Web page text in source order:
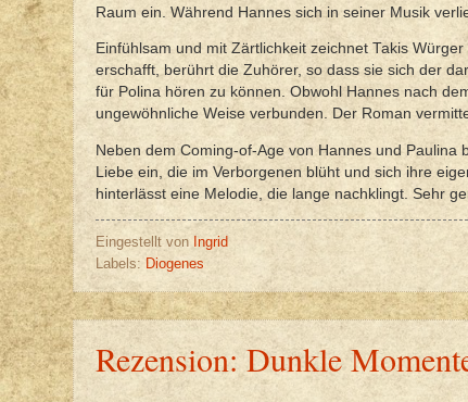
Raum ein. Während Hannes sich in seiner Musik
Einfühlsam und mit Zärtlichkeit zeichnet Takis
erschafft, berührt die Zuhörer, so dass sie sich der
für Polina hören zu können. Obwohl Hannes nach
ungewöhnliche Weise verbunden. Der Roman
Neben dem Coming-of-Age von Hannes und
Liebe ein, die im Verborgenen blüht und sich ihre
hinterlässt eine Melodie, die lange nachklingt. Sehr
Eingestellt von Ingrid
Labels: Diogenes
Rezension: Dunkle